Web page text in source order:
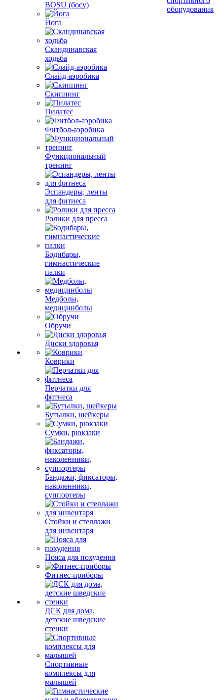
BOSU (босу)
Йога
Скандинавская
ходьба
Слайд-аэробика
Скиппинг
Пилатес
Фитбол-аэробика
Функциональный
тренинг
Эспандеры, ленты
для фитнеса
Ролики для пресса
Бодибары,
гимнастические
палки
Медболы,
медицинболы
Обручи
Диски здоровья
Коврики
Перчатки для
фитнеса
Бутылки, шейкеры
Сумки, рюкзаки
Бандажи, фиксаторы,
наколенники,
суппортеры
Стойки и стеллажи
для инвентаря
Пояса для похудения
Фитнес-приборы
ДСК для дома,
детские шведские
стенки
Спортивные
комплексы для
малышей
оборудования